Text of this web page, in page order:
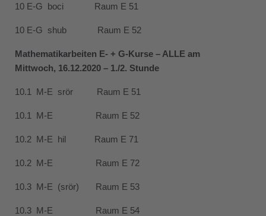
10 E-G boci Raum E 51
10 E-G shub Raum E 52
Mathematikarbeiten E- + G-Kurse – ALLE am
Mittwoch, 16.12.2020 – 1./2. Stunde
10.1 M-E srör Raum E 51
10.1 M-E Raum E 52
10.2 M-E hil Raum E 71
10.2 M-E Raum E 72
10.3 M-E (srör) Raum E 53
10.3 M-E Raum E 54